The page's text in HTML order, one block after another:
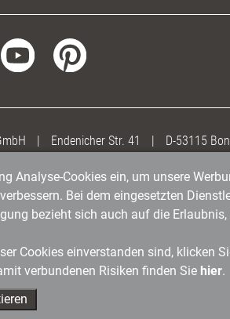
| Endenicher Str. 41 | D-53115
Analyse-Cookies ein, um unsere
Bei dem eingesetzten
bezieht sich auch auf die
Cookies einverstanden sind, klicken
verbundenen Risiken finden Sie hier.